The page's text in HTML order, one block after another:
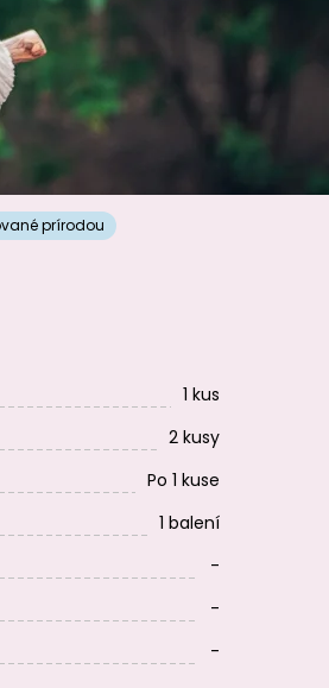
prírodou
1 kus
2 kusy
Po 1 kuse
1 balení
-
-
-